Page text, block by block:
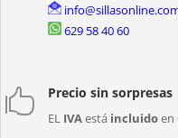
629 58 40 60
 Precio sin sorpresas
EL IVAestá incluidoen